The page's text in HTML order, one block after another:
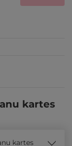
kartes
kartes